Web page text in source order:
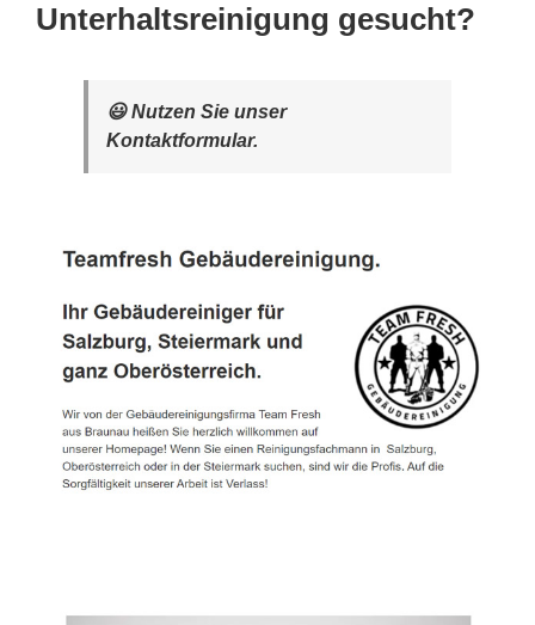
Unterhaltsreinigung gesucht?
😃 Nutzen Sie unser
Kontaktformular.